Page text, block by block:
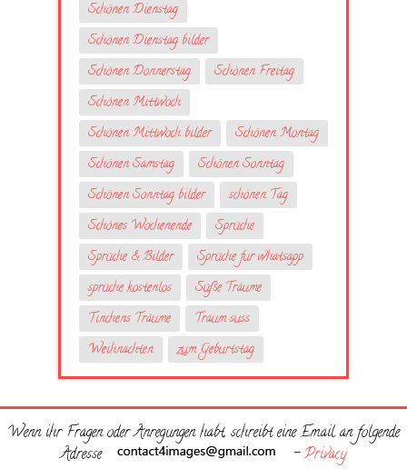
Schönen Dienstag
Schönen Dienstag bilder
Schönen Donnerstag
Schönen Freitag
Schönen Mittwoch
Schönen Mittwoch bilder
Schönen Montag
Schönen Samstag
Schönen Sonntag
Schönen Sonntag bilder
schönen Tag
Schönes Wochenende
Sprüche
Sprüche & Bilder
Sprüche fur whatsapp
sprüche kostenlos
Süße Träume
Tinchens Träume
Traum suss
Weihnachten
zum Geburtstag
Wenn ihr Fragen oder Anregungen habt, schreibt eine Email an folgende
Adresse
-Privacy